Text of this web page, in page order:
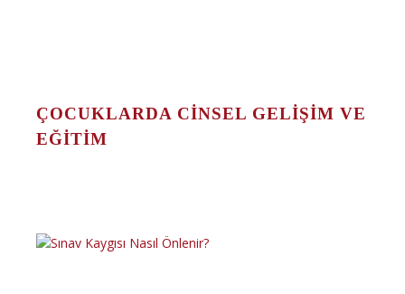
ÇOCUKLARDA CINSEL GELIŞIM VE
EĞITIM